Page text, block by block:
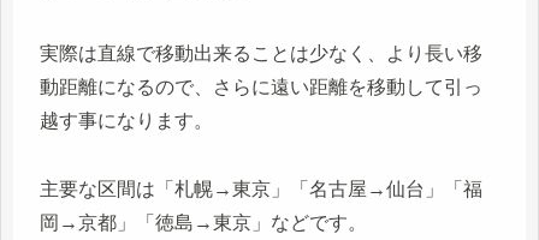
実際は直線で移動出来ることは少なく、より長い移
動距離になるので、さらに遠い距離を移動して引っ
越す事になります。
主要な区間は「札幌→東京」「名古屋→仙台」「福
岡→京都」「徳島→東京」などです。